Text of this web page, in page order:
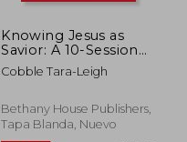
Knowing Jesus as
Savior: A 10-Session
Bible Study on the
Gospel of Luke―For
Study―Includes Daily
Readings, Teachings,
Cobble Tara-Leigh
Bethany House Publishers,
Tapa Blanda, Nuevo